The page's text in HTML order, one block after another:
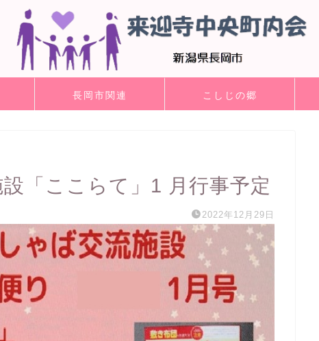
長岡市関連 こしじの郷
「ここらて」1 月行事予定
2022年12月29日